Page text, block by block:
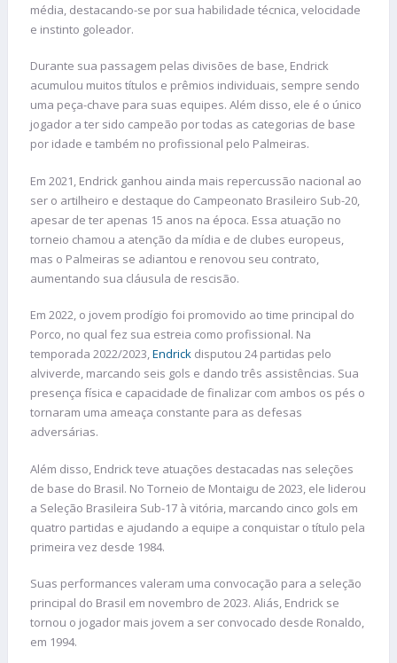
média, destacando-se por sua habilidade técnica, velocidade
e instinto goleador.
Durante sua passagem pelas divisões de base, Endrick
acumulou muitos títulos e prêmios individuais, sempre sendo
uma peça-chave para suas equipes. Além disso, ele é o único
jogador a ter sido campeão por todas as categorias de base
por idade e também no profissional pelo Palmeiras.
Em 2021, Endrick ganhou ainda mais repercussão nacional ao
ser o artilheiro e destaque do Campeonato Brasileiro Sub-20,
apesar de ter apenas 15 anos na época. Essa atuação no
torneio chamou a atenção da mídia e de clubes europeus,
mas o Palmeiras se adiantou e renovou seu contrato,
aumentando sua cláusula de rescisão.
Em 2022, o jovem prodígio foi promovido ao time principal do
Porco, no qual fez sua estreia como profissional. Na
temporada 2022/2023,Endrick disputou 24 partidas pelo
alviverde, marcando seis gols e dando três assistências. Sua
presença física e capacidade de finalizar com ambos os pés o
tornaram uma ameaça constante para as defesas
adversárias​.
Além disso, Endrick teve atuações destacadas nas seleções
de base do Brasil. No Torneio de Montaigu de 2023, ele liderou
a Seleção Brasileira Sub-17 à vitória, marcando cinco gols em
quatro partidas e ajudando a equipe a conquistar o título pela
primeira vez desde 1984.
Suas performances valeram uma convocação para a seleção
principal do Brasil em novembro de 2023. Aliás, Endrick se
tornou o jogador mais jovem a ser convocado desde Ronaldo,
em 1994​.